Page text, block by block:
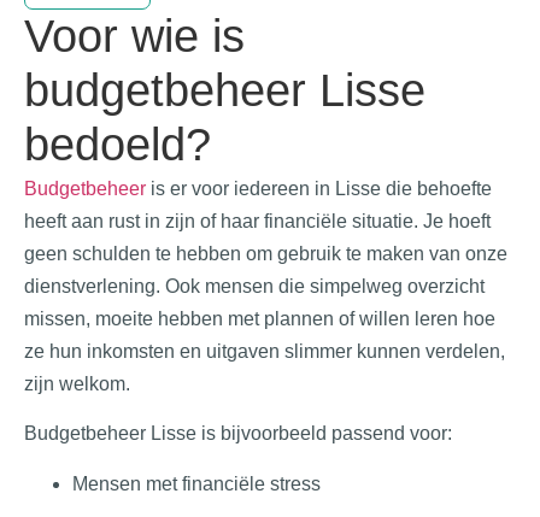
Voor wie is
budgetbeheer Lisse
bedoeld?
Budgetbeheer is er voor iedereen in Lisse die behoefte
heeft aan rust in zijn of haar financiële situatie. Je hoeft
geen schulden te hebben om gebruik te maken van onze
dienstverlening. Ook mensen die simpelweg overzicht
missen, moeite hebben met plannen of willen leren hoe
ze hun inkomsten en uitgaven slimmer kunnen verdelen,
zijn welkom.
Budgetbeheer Lisse is bijvoorbeeld passend voor:
Mensen met financiële stress